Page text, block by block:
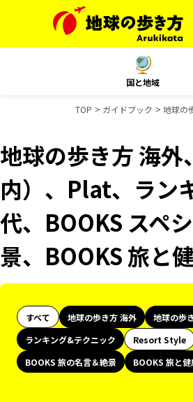
国と地域
TOP ガイドブック 地球の
地球の歩き方 海
内）、Plat、ラン
代、BOOKS スペ
景、BOOKS 旅と
すべて 地球の歩き方 海外 地球の歩
ランキング&テクニック
Resort Style
BOOKS 旅の名言＆絶景
BOOKS 旅と健